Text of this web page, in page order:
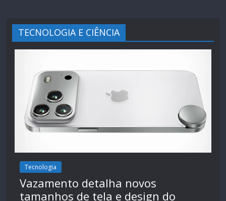
TECNOLOGIA E CIÊNCIA
Tecnologia
Vazamento detalha novos
tamanhos de tela e design do